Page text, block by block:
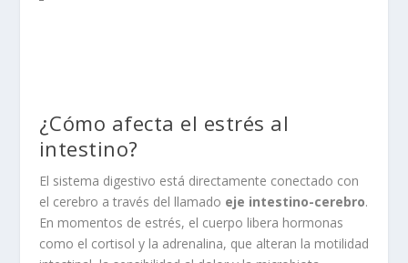
¿Cómo afecta el estrés al
intestino?
El sistema digestivo está directamente conectado con
el cerebro a través del llamado eje intestino-cerebro.
En momentos de estrés, el cuerpo libera hormonas
como el cortisol y la adrenalina, que alteran la motilidad